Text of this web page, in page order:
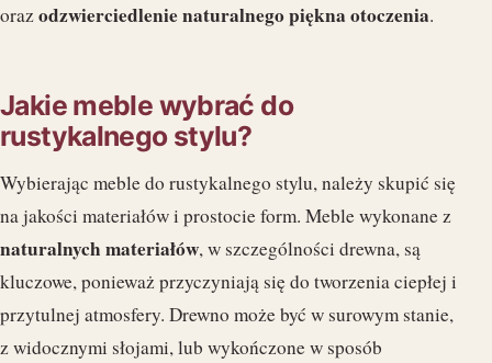
orazodzwierciedlenie naturalnego piękna otoczenia.
Jakie meble wybrać do
rustykalnego stylu?
Wybierając meble do rustykalnego stylu, należy skupić się
na jakości materiałów i prostocie form. Meble wykonane z
naturalnych materiałów, w szczególności drewna, są
kluczowe, ponieważ przyczyniają się do tworzenia ciepłej i
przytulnej atmosfery. Drewno może być w surowym stanie,
z widocznymi słojami, lub wykończone w sposób